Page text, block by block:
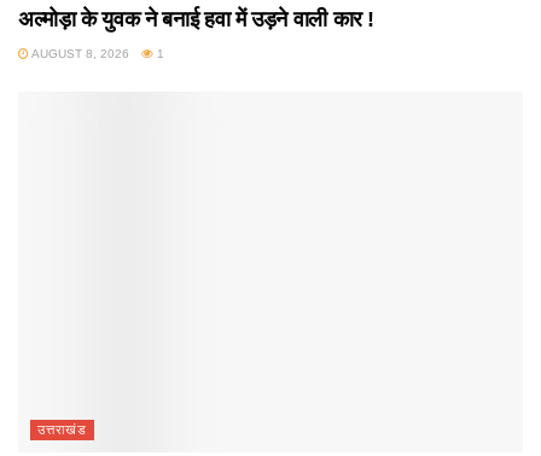
अल्मोड़ा के युवक ने बनाई हवा में उड़ने वाली कार !
AUGUST 8, 2026 1
उत्तराखंड